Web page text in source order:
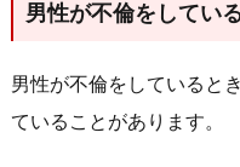
男性が不倫をしてい
男性が不倫をしていると
ていることがあります。